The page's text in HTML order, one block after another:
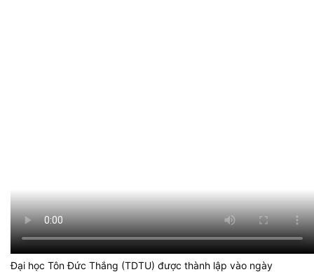
Đại học Tôn Đức Thắng (TDTU) được thành lập vào ngày